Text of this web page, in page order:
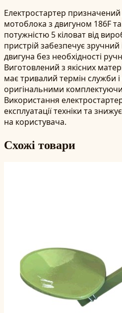
Електростартер
мотоблока з двигуном 186F
потужністю 5 кіловат від
пристрій забезпечує
двигуна без необхідності
Виготовлений з якісних
має тривалий термін служби і
оригінальними
Використання
експлуатації техніки та
на користувача.
Схожі товари